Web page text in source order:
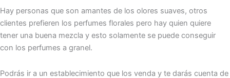
Hay personas que son amantes de los olores suaves, otros
clientes prefieren los perfumes florales pero hay quien quiere
tener una buena mezcla y esto solamente se puede conseguir
con los perfumes a granel.
Podrás ir a un establecimiento que los venda y te darás cuenta de